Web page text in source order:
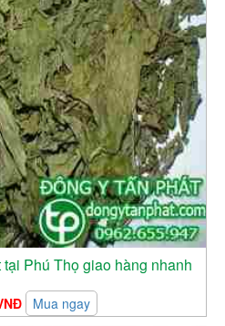
Phú Thọ giao hàng nhanh
Mua ngay